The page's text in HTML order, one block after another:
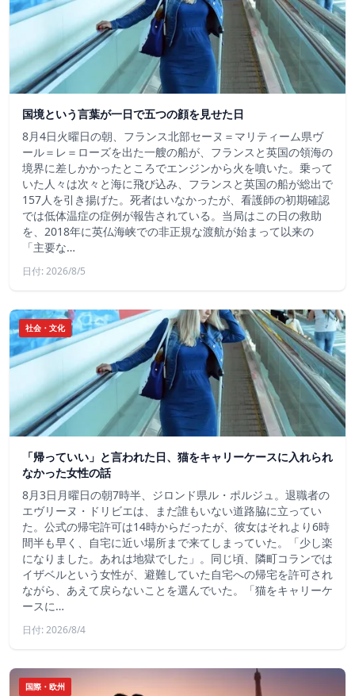
国境という言葉が一日で五つの顔を見せた日
8月4日火曜日の朝、フランス北部セーヌ＝マリティーム県ヴ
ール＝レ＝ローズを出た一艘の船が、フランスと英国の領海の
境界に差しかかったところでエンジンから火を噴いた。乗って
いた人々は次々と海に飛び込み、フランスと英国の船が総出で
157人を引き揚げた。死者はいなかったが、看護師の初期確認
では低体温症の症例が報告されている。当局はこの日の救助
を、2018年に英仏海峡での非正規な渡航が始まって以来の
「主要な…
日付: 2026/8/5
社会・文化
「帰っていい」と言われた日、猫をキャリーケースに入れられ
なかった女性の話
8月3日月曜日の朝7時半、ジロンド県ル・ポルジュ。退職者の
エヴリーヌ・ドリビエは、まだ誰もいない道路脇に立ってい
た。公式の帰宅許可は14時からだったが、彼女はそれより6時
間半も早く、自宅に近い場所まで来てしまっていた。「少し楽
になりました。あれは地獄でした」。同じ頃、隣町コランでは
イザベルという女性が、避難していた自宅への帰宅を許可され
ながら、あえて戻らないことを選んでいた。「猫をキャリーケ
ースに…
日付: 2026/8/4
国際・欧州